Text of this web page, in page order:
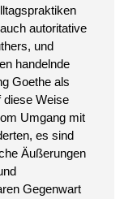
autoritative
und
handelnde
Goethe als
diese Weise
Umgang mit
es sind
Äußerungen
Gegenwart